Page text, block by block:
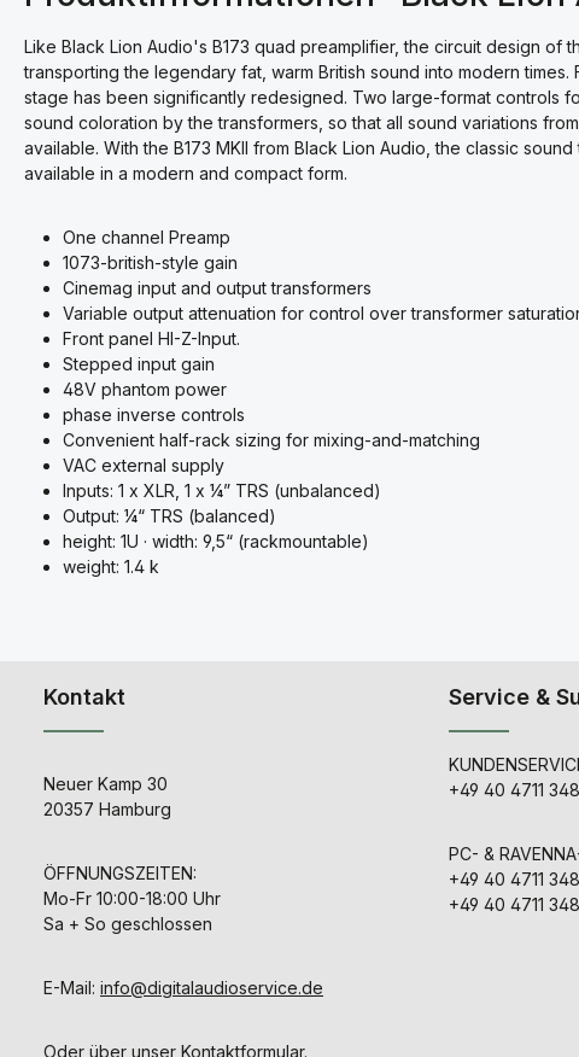
Like Black Lion Audio's B173 quad preamplifier, the circuit design of
transporting the legendary fat, warm British sound into modern
stage has been significantly redesigned. Two large-format controls
sound coloration by the transformers, so that all sound variations
available. With the B173 MKII from Black Lion Audio, the classic
available in a modern and compact form.
One channel Preamp
1073-british-style gain
Cinemag input and output transformers
Variable output attenuation for control over transformer
Front panel HI-Z-Input.
Stepped input gain
48V phantom power
phase inverse controls
Convenient half-rack sizing for mixing-and-matching
VAC external supply
Inputs: 1 x XLR, 1 x ¼” TRS (unbalanced)
Output: ¼“ TRS (balanced)
height: 1U · width: 9,5“ (rackmountable)
weight: 1.4 k
Kontakt
Neuer Kamp 30
20357 Hamburg
ÖFFNUNGSZEITEN:
Mo-Fr 10:00-18:00 Uhr
Sa + So geschlossen
E-Mail: info@digitalaudioservice.de
Oder über unser Kontaktformular.
Service &
+49 40 4711
PC- &
+49 40 4711
+49 40 4711